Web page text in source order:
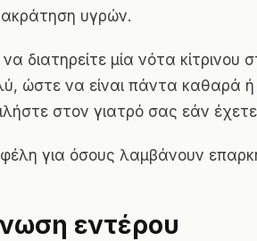
υγρών.
διατηρείτε μία νότα
ώστε να είναι πάντα καθαρά
στον γιατρό σας εάν
για όσους λαμβάνουν
εντέρου